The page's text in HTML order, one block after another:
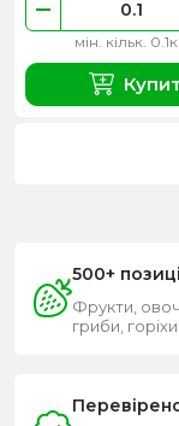
мін. кільк.
500+
Фрукти,
гриби,